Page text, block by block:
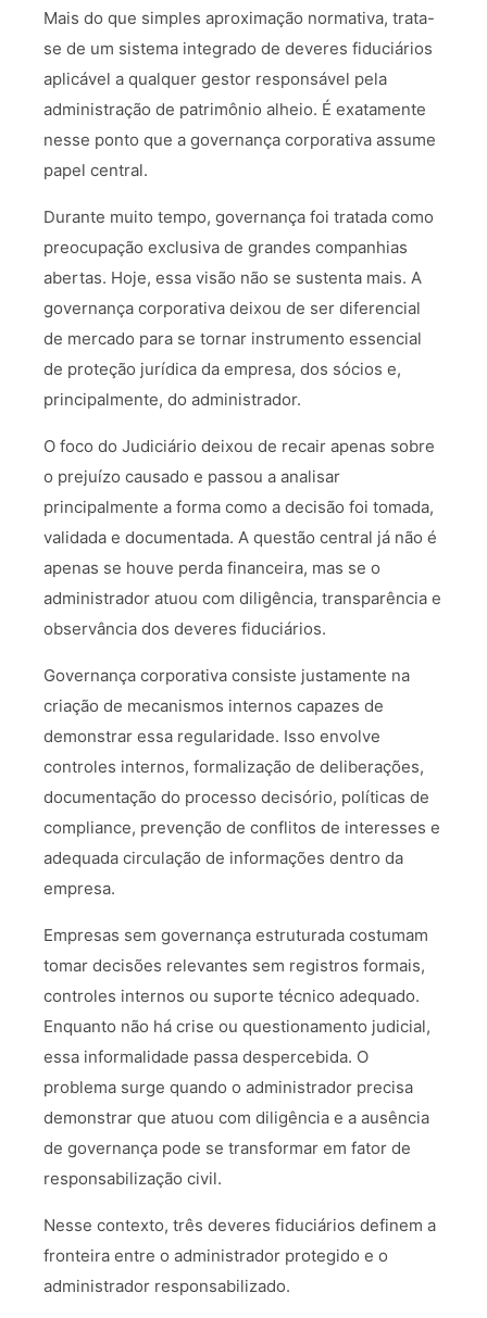
Mais do que simples aproximação normativa, trata-
se de um sistema integrado de deveres fiduciários
aplicável a qualquer gestor responsável pela
administração de patrimônio alheio. É exatamente
nesse ponto que a governança corporativa assume
papel central.
Durante muito tempo, governança foi tratada como
preocupação exclusiva de grandes companhias
abertas. Hoje, essa visão não se sustenta mais. A
governança corporativa deixou de ser diferencial
de mercado para se tornar instrumento essencial
de proteção jurídica da empresa, dos sócios e,
principalmente, do administrador.
O foco do Judiciário deixou de recair apenas sobre
o prejuízo causado e passou a analisar
principalmente a forma como a decisão foi tomada,
validada e documentada. A questão central já não é
apenas se houve perda financeira, mas se o
administrador atuou com diligência, transparência e
observância dos deveres fiduciários.
Governança corporativa consiste justamente na
criação de mecanismos internos capazes de
demonstrar essa regularidade. Isso envolve
controles internos, formalização de deliberações,
documentação do processo decisório, políticas de
compliance, prevenção de conflitos de interesses e
adequada circulação de informações dentro da
empresa.
Empresas sem governança estruturada costumam
tomar decisões relevantes sem registros formais,
controles internos ou suporte técnico adequado.
Enquanto não há crise ou questionamento judicial,
essa informalidade passa despercebida. O
problema surge quando o administrador precisa
demonstrar que atuou com diligência e a ausência
de governança pode se transformar em fator de
responsabilização civil.
Nesse contexto, três deveres fiduciários definem a
fronteira entre o administrador protegido e o
administrador responsabilizado.